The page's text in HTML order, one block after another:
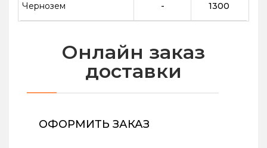
Чернозем - 1300
Онлайн заказ
доставки
ОФОРМИТЬ ЗАКАЗ